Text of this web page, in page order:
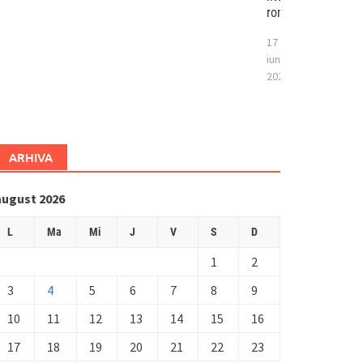
românesc
17
iunie
2026
ARHIVA
2026
L Ma Mi J V S D
1
2
3
4 5 6 7 8
9
10
11 12 13 14 15
16
17
18 19 20 21 22 23